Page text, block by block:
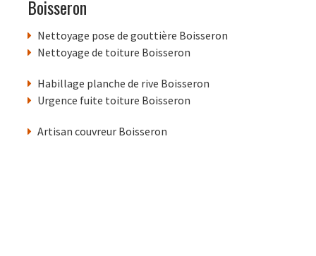
Boisseron
Nettoyage pose de gouttière Boisseron
Nettoyage de toiture Boisseron
Habillage planche de rive Boisseron
Urgence fuite toiture Boisseron
Artisan couvreur Boisseron